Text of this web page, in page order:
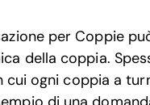
per Coppie
della coppia.
ogni coppia a